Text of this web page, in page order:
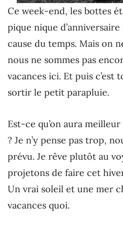
Ce week-end, les bottes
pique nique
cause du temps. Mais on
nous ne sommes pas
vacances ici. Et puis c’est
sortir le petit parapluie.
Est-ce qu’on aura
? Je n’y pense pas trop,
prévu. Je rêve plutôt au
projetons de faire cet
Un vrai soleil et une mer
vacances quoi.